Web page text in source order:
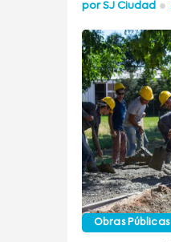
porSJ Ciudad
Obras Públicas